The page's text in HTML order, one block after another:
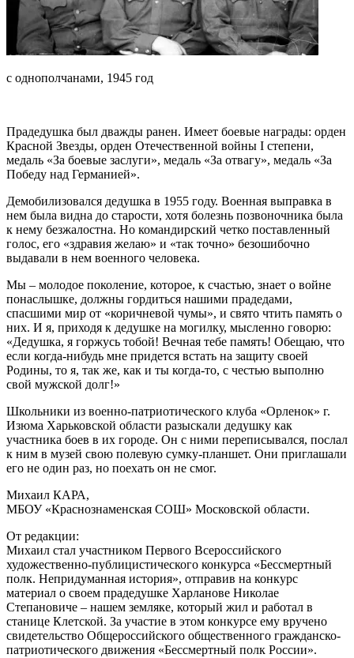
с однополчанами, 1945 год
Прадедушка был дважды ранен. Имеет боевые награды: орден
Красной Звезды, орден Отечественной войны I степени,
медаль «За боевые заслуги», медаль «За отвагу», медаль «За
Победу над Германией».
Демобилизовался дедушка в 1955 году. Военная выправка в
нем была видна до старости, хотя болезнь позвоночника была
к нему безжалостна. Но командирский четко поставленный
голос, его «здравия желаю» и «так точно» безошибочно
выдавали в нем военного человека.
Мы – молодое поколение, которое, к счастью, знает о войне
понаслышке, должны гордиться нашими прадедами,
спасшими мир от «коричневой чумы», и свято чтить память о
них. И я, приходя к дедушке на могилку, мысленно говорю:
«Дедушка, я горжусь тобой! Вечная тебе память! Обещаю, что
если когда-нибудь мне придется встать на защиту своей
Родины, то я, так же, как и ты когда-то, с честью выполню
свой мужской долг!»
Школьники из военно-патриотического клуба «Орленок» г.
Изюма Харьковской области разыскали дедушку как
участника боев в их городе. Он с ними переписывался, послал
к ним в музей свою полевую сумку-планшет. Они приглашали
его не один раз, но поехать он не смог.
Михаил КАРА,
МБОУ «Краснознаменская СОШ» Московской области.
От редакции:
Михаил стал участником Первого Всероссийского
художественно-публицистического конкурса «Бессмертный
полк. Непридуманная история», отправив на конкурс
материал о своем прадедушке Харланове Николае
Степановиче – нашем земляке, который жил и работал в
станице Клетской. За участие в этом конкурсе ему вручено
свидетельство Общероссийского общественного гражданско-
патриотического движения «Бессмертный полк России».